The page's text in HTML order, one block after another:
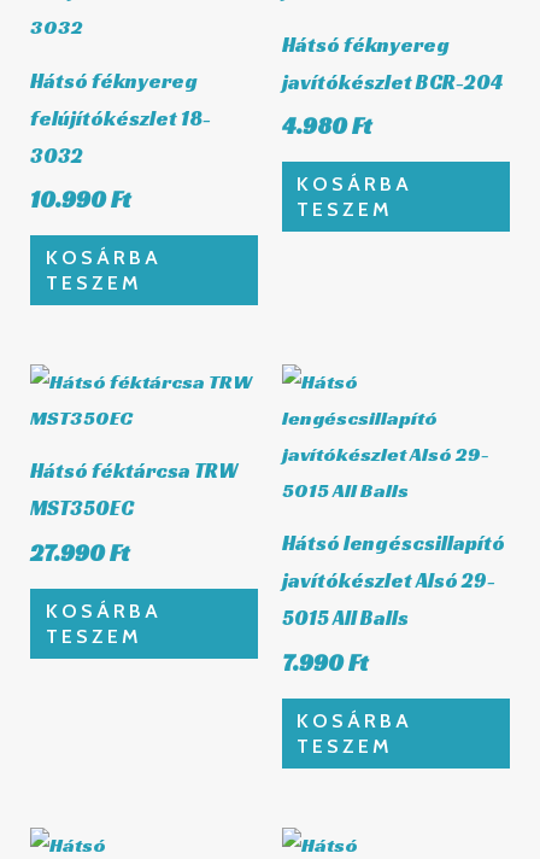
Hátsó féknyereg
felújítókészlet 18-
3032
10.990Ft
KOSÁRBA
TESZEM
Hátsó féknyereg
javítókészlet BCR-204
4.980Ft
KOSÁRBA
TESZEM
Hátsó féktárcsa TRW
MST350EC
27.990Ft
KOSÁRBA
TESZEM
Hátsó lengéscsillapító
javítókészlet Alsó 29-
5015 All Balls
7.990Ft
KOSÁRBA
TESZEM